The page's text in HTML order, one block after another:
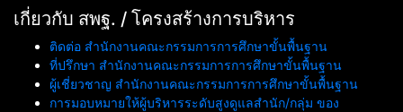
เกี่ยวกับ สพฐ. / โครงสร้างการบริหาร
ติดต่อ สำนักงานคณะกรรมการการศึกษาขั้นพื้นฐาน
ที่ปรึกษา สำนักงานคณะกรรมการการศึกษาขั้นพื้นฐาน
ผู้เชี่ยวชาญ สำนักงานคณะกรรมการการศึกษาขั้นพื้นฐาน
การมอบหมายให้ผู้บริหารระดับสูงดูแลสำนัก/กลุ่ม ของ